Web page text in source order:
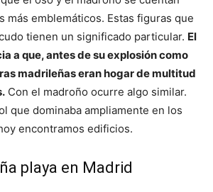
más emblemáticos. Estas figuras que
tienen un significado particular. El
a que, antes de su explosión como
madrileñas eran hogar de multitud
Con el madroño ocurre algo similar.
que dominaba ampliamente en los
encontramos edificios.
playa en Madrid